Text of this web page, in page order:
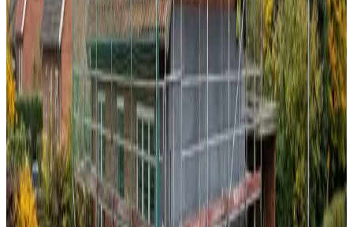
97% varmegenvinding